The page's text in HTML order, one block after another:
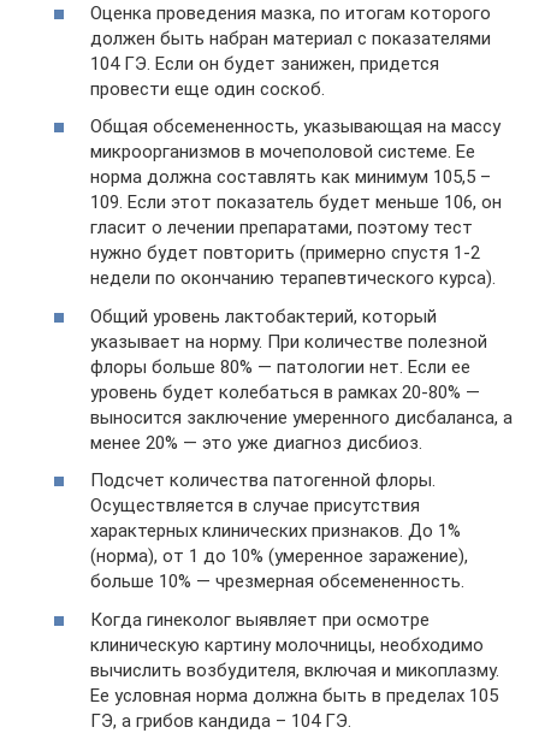
Оценка проведения мазка, по итогам которого
должен быть набран материал с показателями
104 ГЭ. Если он будет занижен, придется
провести еще один соскоб.
Общая обсемененность, указывающая на массу
микроорганизмов в мочеполовой системе. Ее
норма должна составлять как минимум 105,5 –
109. Если этот показатель будет меньше 106, он
гласит о лечении препаратами, поэтому тест
нужно будет повторить (примерно спустя 1-2
недели по окончанию терапевтического курса).
Общий уровень лактобактерий, который
указывает на норму. При количестве полезной
флоры больше 80% — патологии нет. Если ее
уровень будет колебаться в рамках 20-80% —
выносится заключение умеренного дисбаланса, а
менее 20% — это уже диагноз дисбиоз.
Подсчет количества патогенной флоры.
Осуществляется в случае присутствия
характерных клинических признаков. До 1%
(норма), от 1 до 10% (умеренное заражение),
больше 10% — чрезмерная обсемененность.
Когда гинеколог выявляет при осмотре
клиническую картину молочницы, необходимо
вычислить возбудителя, включая и микоплазму.
Ее условная норма должна быть в пределах 105
ГЭ, а грибов кандида – 104 ГЭ.